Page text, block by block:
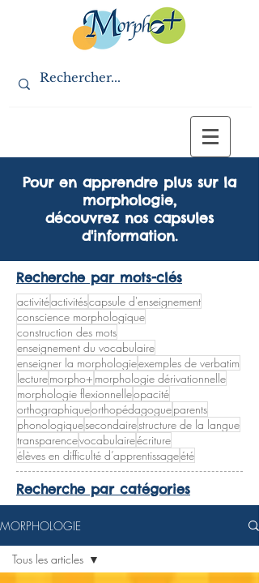
Pour en apprendre plus sur la
morphologie,
découvrez nos capsules
d'information.
Recherche par mots-clés
activitéactivitéscapsule d'enseignement
conscience morphologique
construction des mots
enseignement du vocabulaire
enseigner la morphologieexemples de verbatim
lecturemorpho+ morphologie dérivationnelle
morphologie flexionnelleopacité
orthographiqueorthopédagogueparents
phonologiquesecondairestructure de la langue
transparencevocabulaireécriture
élèves en difficulté d’apprentissageété
Recherche par catégories
MORPHOLOGIE
Tous les articles